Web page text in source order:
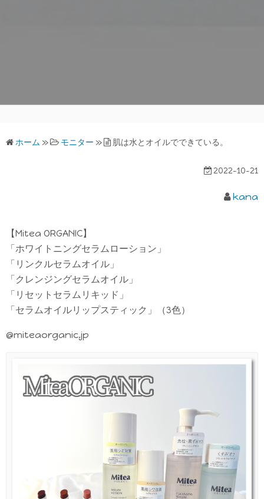
ホーム » モニター » 肌は水とオイルでできている。
2022-10-21
kana
【Mitea ORGANIC】
「ホワイトニングセラムローション」
「リンクルセラムオイル」
「クレンジングセラムオイル」
「リセットセラムリキッド」
「セラムオイルリップスティック」（3色）
@miteaorganic.jp